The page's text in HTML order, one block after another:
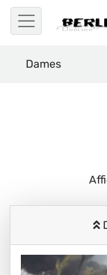
Dames